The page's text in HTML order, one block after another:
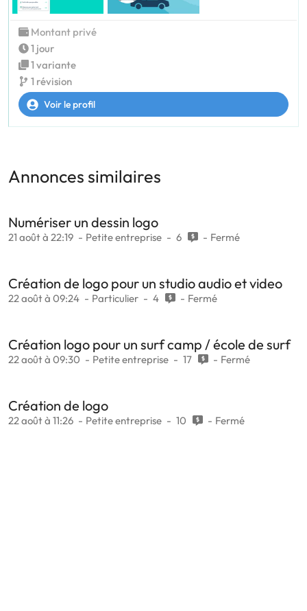
Montant privé
1 jour
1 variante
1 révision
Voir le profil
Annonces similaires
Numériser un dessin logo
21 août à 22:19 Petite entreprise 6 Fermé
Création de logo pour un studio audio et video
22 août à 09:24 Particulier 4 Fermé
Création logo pour un surf camp / école de surf
22 août à 09:30 Petite entreprise 17 Fermé
Création de logo
22 août à 11:26 Petite entreprise 10 Fermé